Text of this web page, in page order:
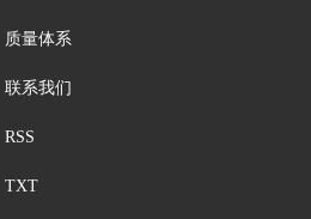
质量体系
联系我们
RSS
TXT